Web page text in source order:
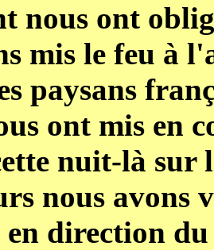
nous ont
mis le feu à
paysans
ont mis en
nuit-là
nous avons
en direction